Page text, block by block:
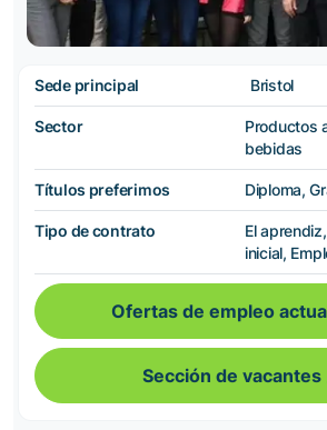
Sede principal Bristol
Sector
Productos
bebidas
Títulos preferimos Diploma,
Tipo de contrato
El
inicial,
Ofertas de empleo
Sección de vacantes